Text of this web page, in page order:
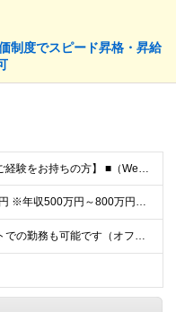
制度でスピード昇格・昇給
【下記いずれかのご経験をお持ちの方】 ■（Web/オープン系）システム基本設計、詳細設計、実装のご経験を2年以上お持ちの方 ※学歴不問 ＜当社の風土について少しご紹介します！＞ 50名ほどのベンチャ
月給42万円～67万円 ※年収500万円～800万円を想定しています ★昇給年2回(実績・評価による) ★業績賞与あり（半期と通年/実績・評価による) ★インセンティブ制度あり (社員紹介、新規事業企
★ほぼフルリモートでの勤務も可能です（オフィス出社、リモート勤務を選択ができます） ※2ヶ月に一度実施する「全社会」への参加（出社）が必須であり、 業務のフェーズの応じて出社を推奨する場合があります